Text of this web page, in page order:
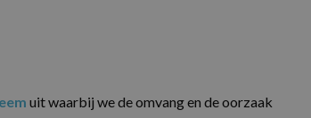
uit waarbij we de omvang en de oorzaak